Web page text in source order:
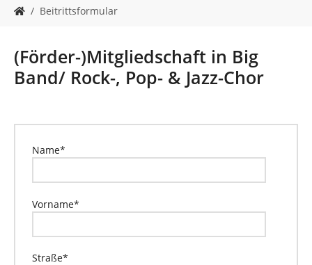
o
r
e
Beitrittsformular
(Förder-)Mitgliedschaft in Big
Band/ Rock-, Pop- & Jazz-Chor
Name*
Vorname*
Straße*